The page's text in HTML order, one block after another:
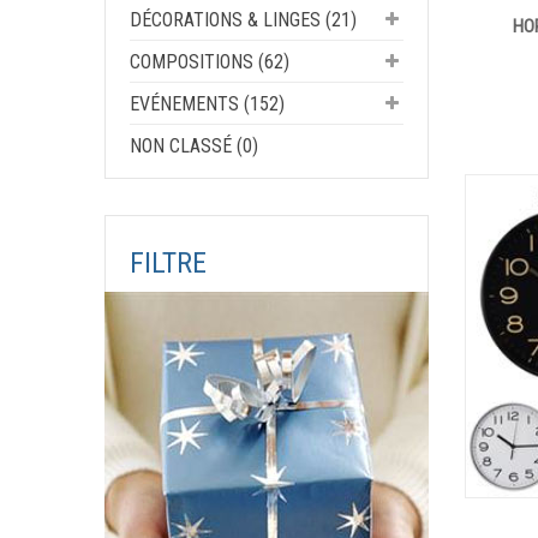
DÉCORATIONS & LINGES (21)
COMPOSITIONS (62)
EVÉNEMENTS (152)
NON CLASSÉ (0)
FILTRE